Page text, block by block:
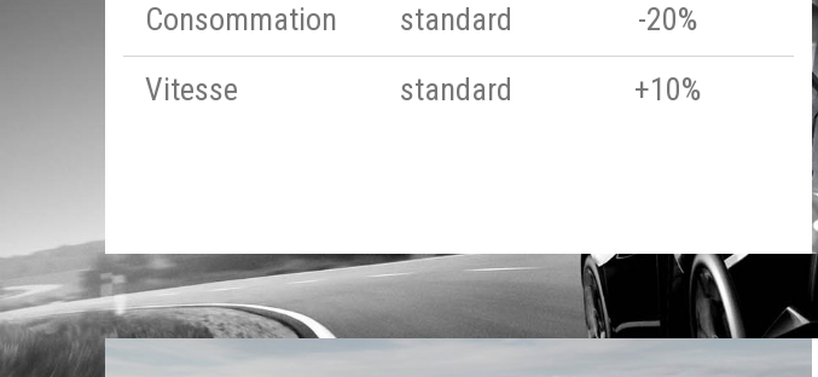
Consommation
standard
-20%
Vitesse
standard +10%